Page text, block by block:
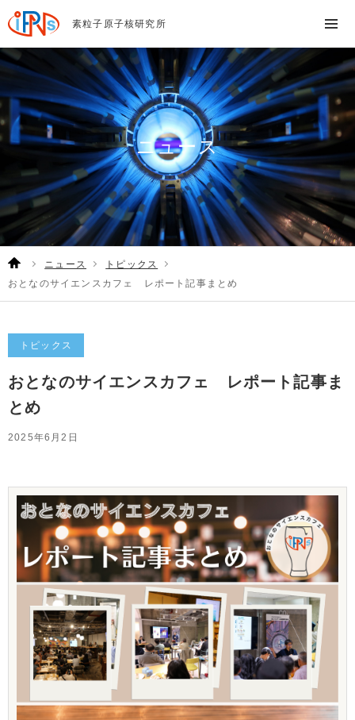
素粒子原子核研究所
ニュース
ニュース
トピックス
おとなのサイエンスカフェ レポート記事まとめ
トピックス
おとなのサイエンスカフェ レポート記事ま
とめ
2025年6月2日